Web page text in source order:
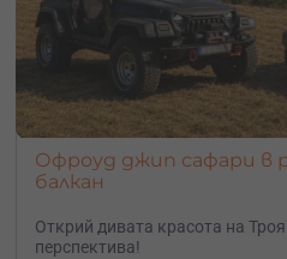
Офроуд джип сафари в
балкан
Открий дивата красота на
перспектива!